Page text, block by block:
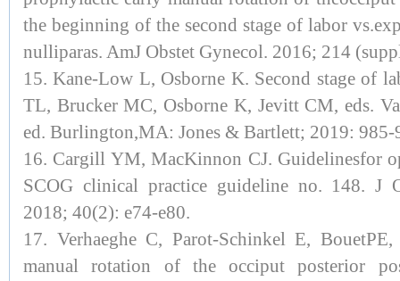
the beginning of the second stage of labor
nulliparas. AmJ Obstet Gynecol. 2016; 214
15. Kane-Low L, Osborne K. Second stage of
TL, Brucker MC, Osborne K, Jevitt CM, eds.
ed. Burlington,MA: Jones & Bartlett; 2019: 985-
16. Cargill YM, MacKinnon CJ. Guidelinesfor
SCOG clinical practice guideline no. 148. J
2018; 40(2): e74-e80.
17. Verhaeghe C, Parot-Schinkel E,
manual rotation of the occiput posterior